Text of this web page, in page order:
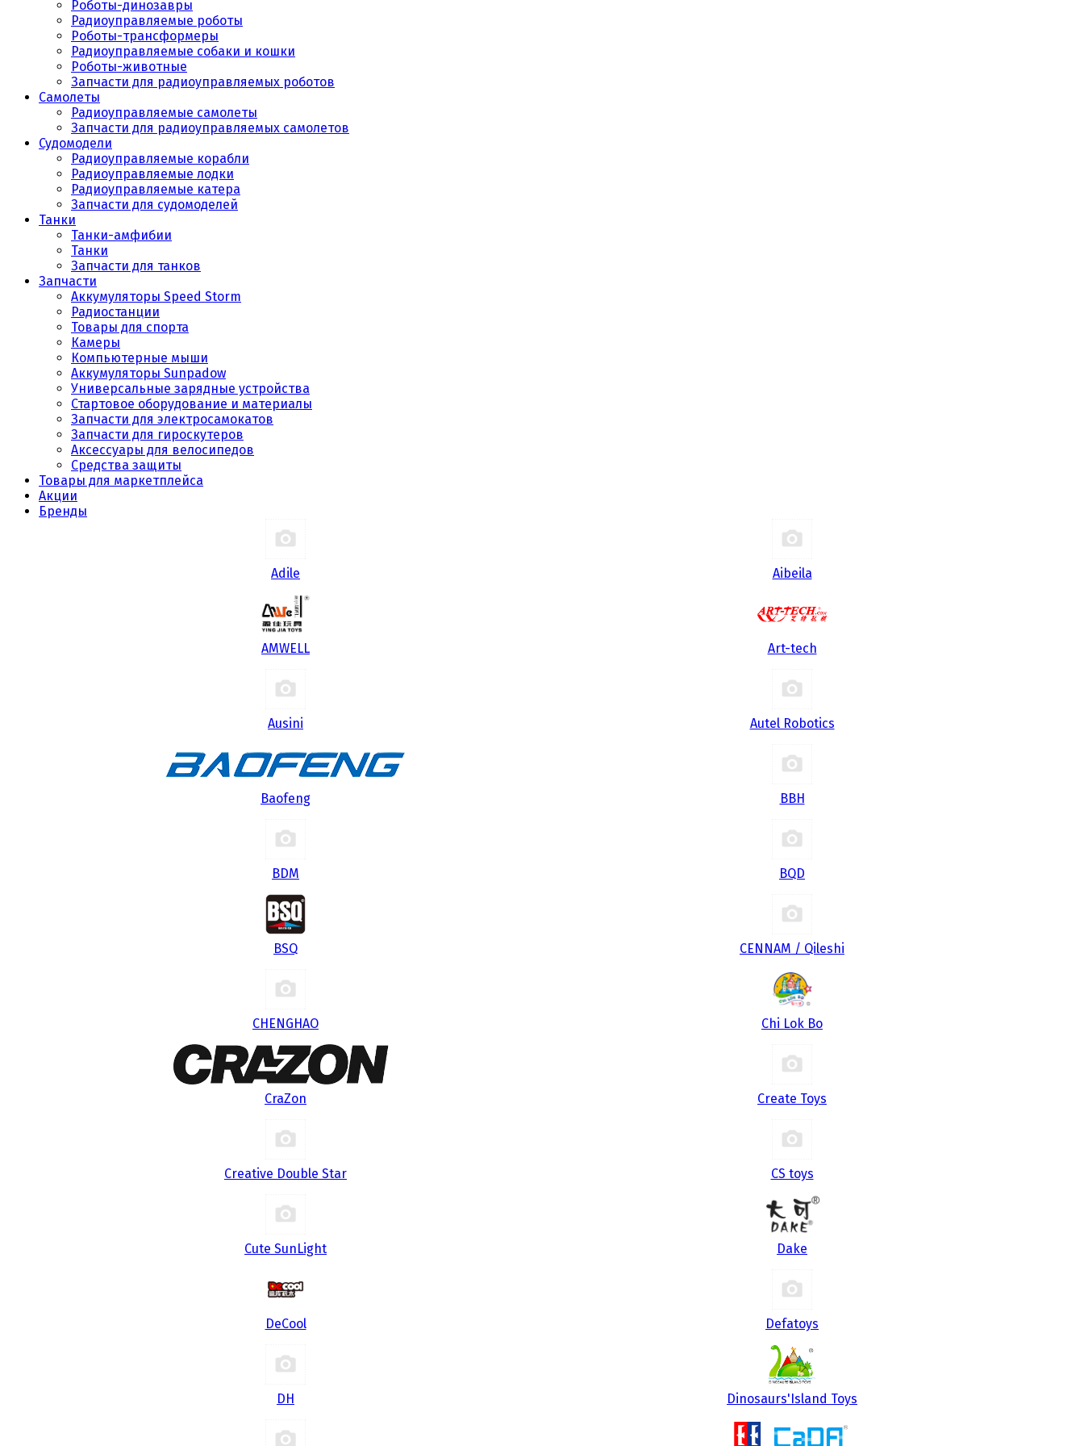
Роботы-динозавры
Радиоуправляемые роботы
Роботы-трансформеры
Радиоуправляемые собаки и кошки
Роботы-животные
Запчасти для радиоуправляемых роботов
Самолеты
Радиоуправляемые самолеты
Запчасти для радиоуправляемых самолетов
Судомодели
Радиоуправляемые корабли
Радиоуправляемые лодки
Радиоуправляемые катера
Запчасти для судомоделей
Танки
Танки-амфибии
Танки
Запчасти для танков
Запчасти
Аккумуляторы Speed Storm
Радиостанции
Товары для спорта
Камеры
Компьютерные мыши
Аккумуляторы Sunpadow
Универсальные зарядные устройства
Стартовое оборудование и материалы
Запчасти для электросамокатов
Запчасти для гироскутеров
Аксессуары для велосипедов
Средства защиты
Товары для маркетплейса
Акции
Бренды
Adile Aibeila
AMWELL Art-tech
Ausini Autel Robotics
Baofeng BBH
BDM BQD
BSQ CENNAM / Qileshi
CHENGHAO Chi Lok Bo
CraZon Create Toys
Creative Double Star CS toys
Cute SunLight Dake
DeCool Defatoys
DH Dinosaurs'Island Toys